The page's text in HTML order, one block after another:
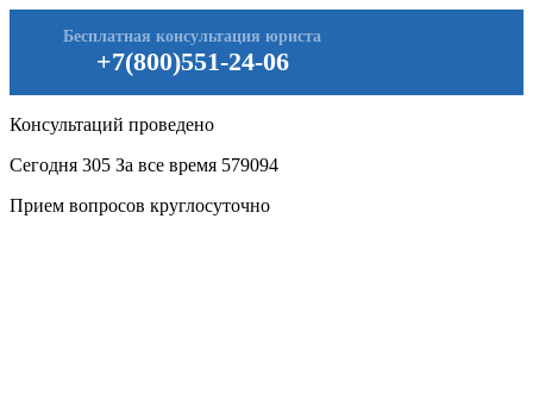
+7(800)551-24-06
Бесплатная консультация юриста
Консультаций проведено
Сегодня 305 За все время 579094
Прием вопросов круглосуточно